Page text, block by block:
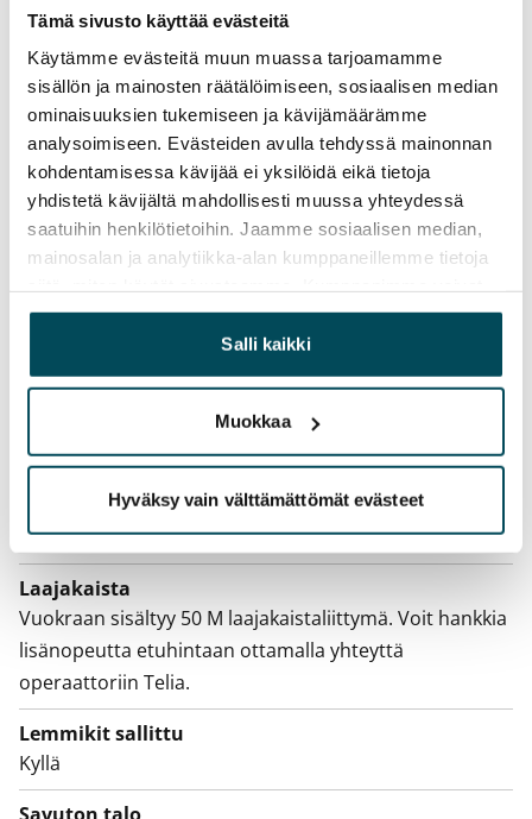
Tämä sivusto käyttää evästeitä
Käytämme evästeitä muun muassa tarjoamamme
sisällön ja mainosten räätälöimiseen, sosiaalisen median
ominaisuuksien tukemiseen ja kävijämäärämme
analysoimiseen. Evästeiden avulla tehdyssä mainonnan
kohdentamisessa kävijää ei yksilöidä eikä tietoja
yhdistetä kävijältä mahdollisesti muussa yhteydessä
saatuihin henkilötietoihin. Jaamme sosiaalisen median,
mainosalan ja analytiikka-alan kumppaneillemme tietoja
yhdistää näitä tietoja muihin tietoihin, joita olet antanut
heille tai joita on kerätty, kun olet käyttänyt heidän
palvelujaan.
Salli kaikki
Muokkaa
Hyväksy vain välttämättömät evästeet
0 €, (yrityksille min. 1 kk vuokra)
Vuokrasopimus
Toistaiseksi voimassa oleva, minimi asumisaika
12 kk
Irtisanomis­mahdollisuus
12 kk vuokrasopimuksesta tai sopimussakolla
aiemmin
Pakollinen, ei sisälly vuokraan
Kulutuksen mukaan
Sähkömaksu
Vuokralainen solmii itse sähkösopimuksen.
Laajakaista
Vuokraan sisältyy 50 M laajakaistaliittymä. Voit hankkia
lisänopeutta etuhintaan ottamalla yhteyttä
operaattoriin Telia.
Lemmikit sallittu
Kyllä